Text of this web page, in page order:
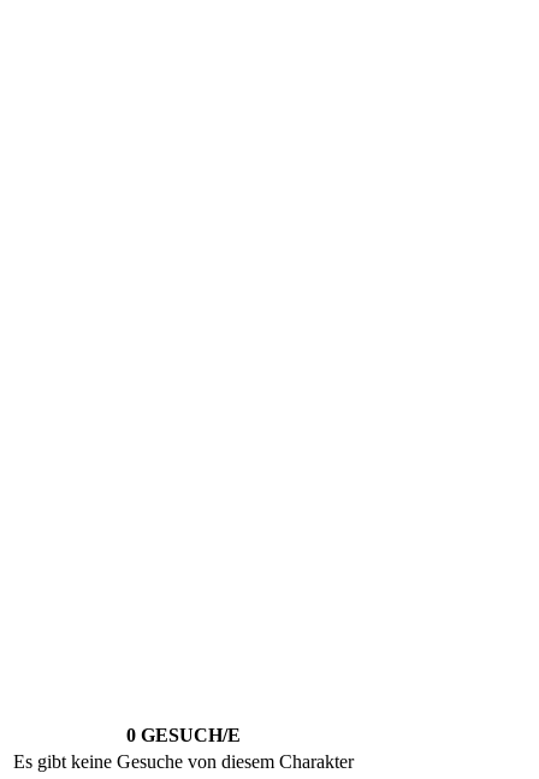
0 GESUCH/E
Es gibt keine Gesuche von diesem Charakter